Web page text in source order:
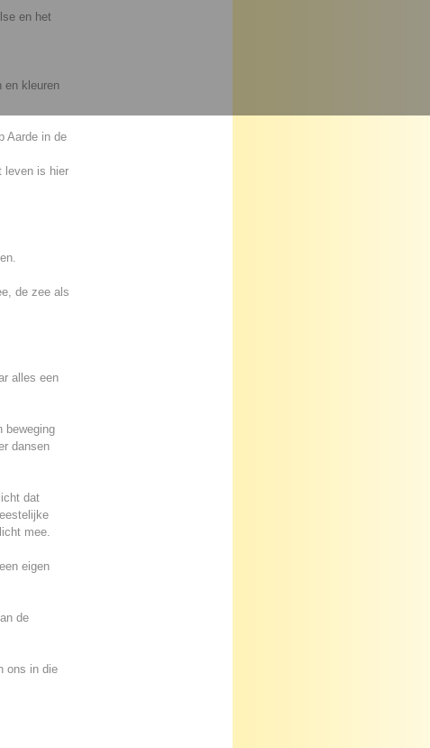
en het
en kleuren
Aarde in de
leven is hier
de zee als
alles een
beweging
dansen
dat
mee.
eigen
de
ons in die